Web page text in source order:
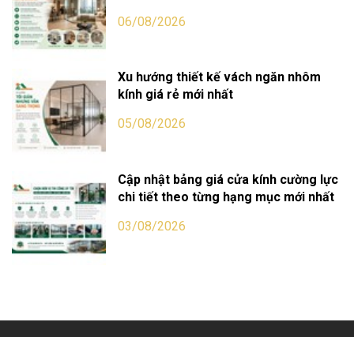
06/08/2026
Xu hướng thiết kế vách ngăn nhôm
kính giá rẻ mới nhất
05/08/2026
Cập nhật bảng giá cửa kính cường lực
chi tiết theo từng hạng mục mới nhất
03/08/2026